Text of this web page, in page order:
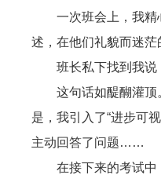
一次班会上，我精
述，在他们礼貌而迷茫
班长私下找到我说
这句话如醍醐灌顶
是，我引入了“进步可
主动回答了问题……
在接下来的考试